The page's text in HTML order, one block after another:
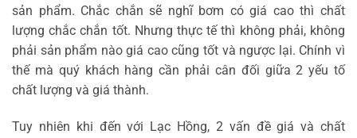
sản phẩm. Chắc chắn sẽ nghĩ bơm có giá cao thì chất
lượng chắc chắn tốt. Nhưng thực tế thì không phải, không
phải sản phẩm nào giá cao cũng tốt và ngược lại. Chính vì
thế mà quý khách hàng cần phải cân đối giữa 2 yếu tố
chất lượng và giá thành.
Tuy nhiên khi đến với Lạc Hồng, 2 vấn đề giá và chất